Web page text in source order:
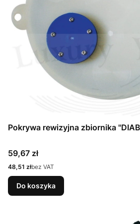
Pokrywa rewizyjna zbiornika
Cena
59,67 zł
Cena
48,51 złbez VAT
Do koszyka